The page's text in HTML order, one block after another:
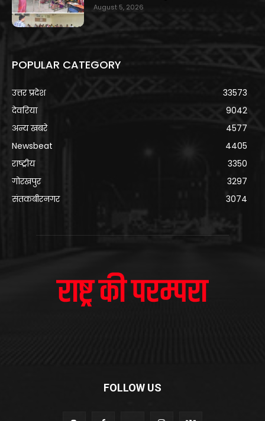
August 5, 2026
POPULAR CATEGORY
उत्तर प्रदेश
33573
देवरिया
9042
अन्य खबरे
4577
Newsbeat
4405
राष्ट्रीय
3350
गोरखपुर
3297
संतकबीरनगर
3074
FOLLOW US